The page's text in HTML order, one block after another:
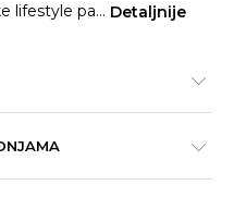
lifestyle pa... Detaljnije